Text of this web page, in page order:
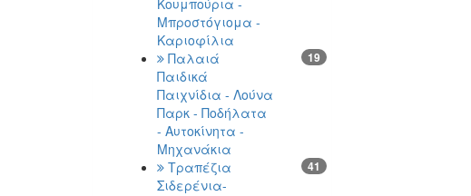
Κουμπούρια -
Μπροστόγιομα -
Καριοφίλια
Παλαιά
Παιδικά
Παιχνίδια - Λούνα
Παρκ - Ποδήλατα
- Αυτοκίνητα -
Μηχανάκια
19
Τραπέζια
Σιδερένια-
41